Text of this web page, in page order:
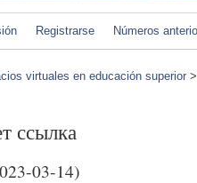
Registrarse Números
virtuales en educación superior
ссылка
03-14)